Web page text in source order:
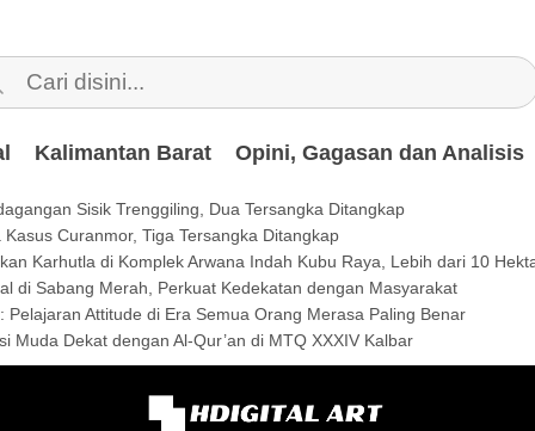
Kalimantan Barat Opini, Gagasan dan Analisis
Sisik Trenggiling, Dua Tersangka Ditangkap
Curanmor, Tiga Tersangka Ditangkap
Karhutla di Komplek Arwana Indah Kubu Raya, Lebih dari 10
di Sabang Merah, Perkuat Kedekatan dengan Masyarakat
Pelajaran Attitude di Era Semua Orang Merasa Paling Benar
Muda Dekat dengan Al-Qur’an di MTQ XXXIV Kalbar